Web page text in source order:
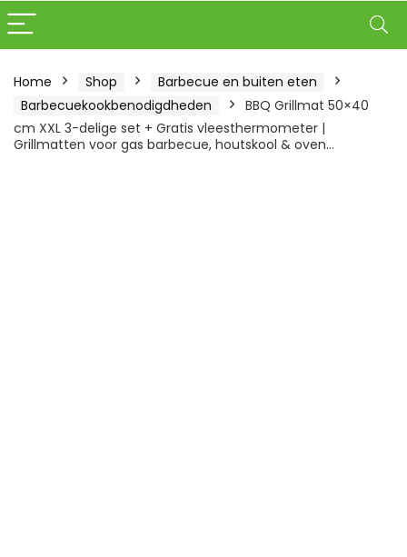
Home Shop
Barbecue en buiten eten
Barbecuekookbenodigdheden
BBQ Grillmat 50×40
cm XXL 3-delige set + Gratis vleesthermometer |
Grillmatten voor gas barbecue, houtskool & oven…